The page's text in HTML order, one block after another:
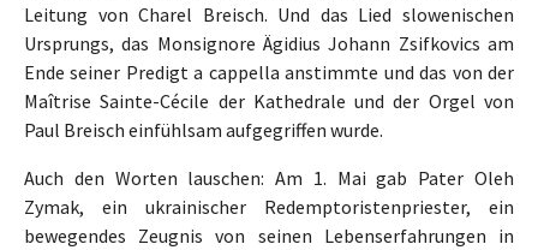
Leitung von Charel Breisch. Und das Lied slowenischen
Ursprungs, das Monsignore Ägidius Johann Zsifkovics am
Ende seiner Predigt a cappella anstimmte und das von der
Maîtrise Sainte-Cécile der Kathedrale und der Orgel von
Paul Breisch einfühlsam aufgegriffen wurde.
Auch den Worten lauschen: Am 1. Mai gab Pater Oleh
Zymak, ein ukrainischer Redemptoristenpriester, ein
bewegendes Zeugnis von seinen Lebenserfahrungen in